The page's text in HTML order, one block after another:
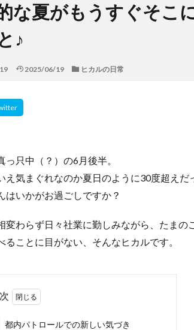
な夏がもうすぐそこ
♪
2025/06/19 ヒカルの日常
っ只中（？）の6月後半。
え気まぐれなのか夏日のように30度超えだ
はいかがお過ごしですか？
変わらず日々社業に勤しみながら、たま
ることに目がない、そんなヒカルです。
都内パトロールでの新しい気づき